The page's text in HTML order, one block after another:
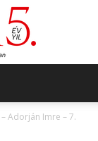
Adorján Imre – 7.